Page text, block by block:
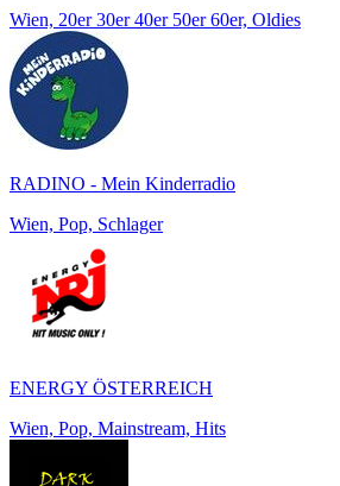
Wien, 20er 30er 40er 50er 60er, Oldies
RADINO - Mein Kinderradio
Wien, Pop, Schlager
ENERGY ÖSTERREICH
Wien, Pop, Mainstream, Hits